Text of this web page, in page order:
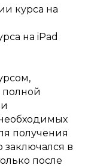
курса на
на iPad
полной
получения
заключался в
после